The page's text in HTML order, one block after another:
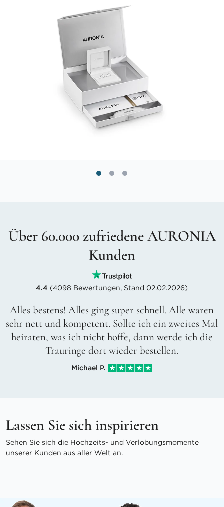
Über 60.000 zufriedene AURONIA
Kunden
4.4 (4098 Bewertungen, Stand 02.02.2026)
Alles bestens! Alles ging super schnell. Alle waren
sehr nett und kompetent. Sollte ich ein zweites Mal
heiraten, was ich nicht hoffe, dann werde ich die
Trauringe dort wieder bestellen.
Michael P.
Lassen Sie sich inspirieren
Sehen Sie sich die Hochzeits- und Verlobungsmomente
unserer Kunden aus aller Welt an.